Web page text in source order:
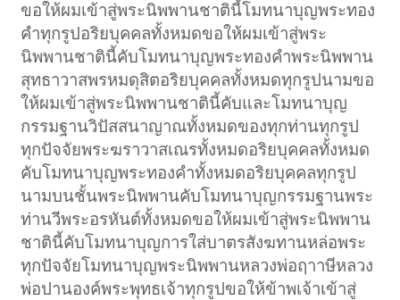
ขอให้ผมเข้าสู่พระนิพพานชาตินี้โมทนาบุญพระทอง
คำทุกรูปอริยบุคคลทั้งหมดขอให้ผมเข้าสู่พระ
นิพพานชาตินี้คับโมทนาบุญพระทองคำพระนิพพาน
สุทธาวาสพรหมดุสิตอริยบุคคลทั้งหมดทุกรูปนามขอ
ให้ผมเข้าสู่พระนิพพานชาตินี้คับและโมทนาบุญ
กรรมฐานวิปัสสนาญาณทั้งหมดของทุกท่านทุกรูป
ทุกปัจจัยพระฆราวาสเณรทั้งหมดอริยบุคคลทั้งหมด
คับโมทนาบุญพระทองคำทั้งหมดอริยบุคคลทุกรูป
นามบนชั้นพระนิพพานคับโมทนาบุญกรรมฐานพระ
ท่านวีพระอรหันต์ทั้งหมดขอให้ผมเข้าสู่พระนิพพาน
ชาตินี้คับโมทนาบุญการใส่บาตรสังฆทานหล่อพระ
ทุกปัจจัยโมทนาบุญพระนิพพานหลวงพ่อฤาาษีหลวง
พ่อปานองค์พระพุทธเจ้าทุกรูปขอให้ข้าพเจ้าเข้าสู่